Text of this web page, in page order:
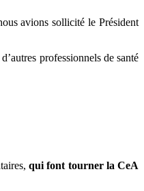
avions sollicité le Président
professionnels de santé
qui font tourner la CeA